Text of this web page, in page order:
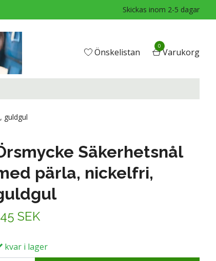
Skickas inom 2-5 dagar
Önskelistan
0
Varukorg
guldgul
Säkerhetsnål
pärla, nickelfri,
SEK
kvar i lager